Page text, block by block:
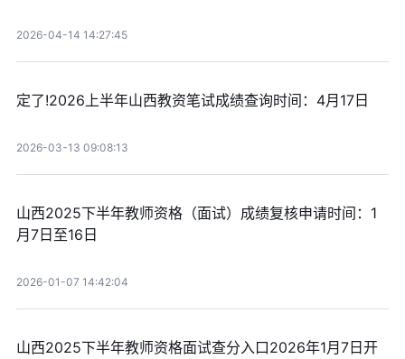
2026-04-14 14:27:45
定了!2026上半年山西教资笔试成绩查询时间：4月17日
2026-03-13 09:08:13
山西2025下半年教师资格（面试）成绩复核申请时间：1
月7日至16日
2026-01-07 14:42:04
山西2025下半年教师资格面试查分入口2026年1月7日开